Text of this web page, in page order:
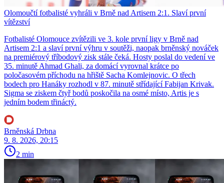
Olomoučtí fotbalisté vyhráli v Brně nad Artisem 2:1. Slaví první
vítězství
Fotbalisté Olomouce zvítězili ve 3. kole první ligy v Brně nad
Artisem 2:1 a slaví první výhru v soutěži, naopak brněnský nováček
na premiérový tříbodový zisk stále čeká. Hosty poslal do vedení ve
35. minutě Ahmad Ghali, za domácí vyrovnal krátce po
poločasovém příchodu na hřiště Sacha Komlejnovic. O třech
bodech pro Hanáky rozhodl v 87. minutě střídající Fabijan Krivak.
Sigma se ziskem čtyř bodů poskočila na osmé místo, Artis je s
jedním bodem třináctý.
Brněnská Drbna
9. 8. 2026, 20:15
2 min